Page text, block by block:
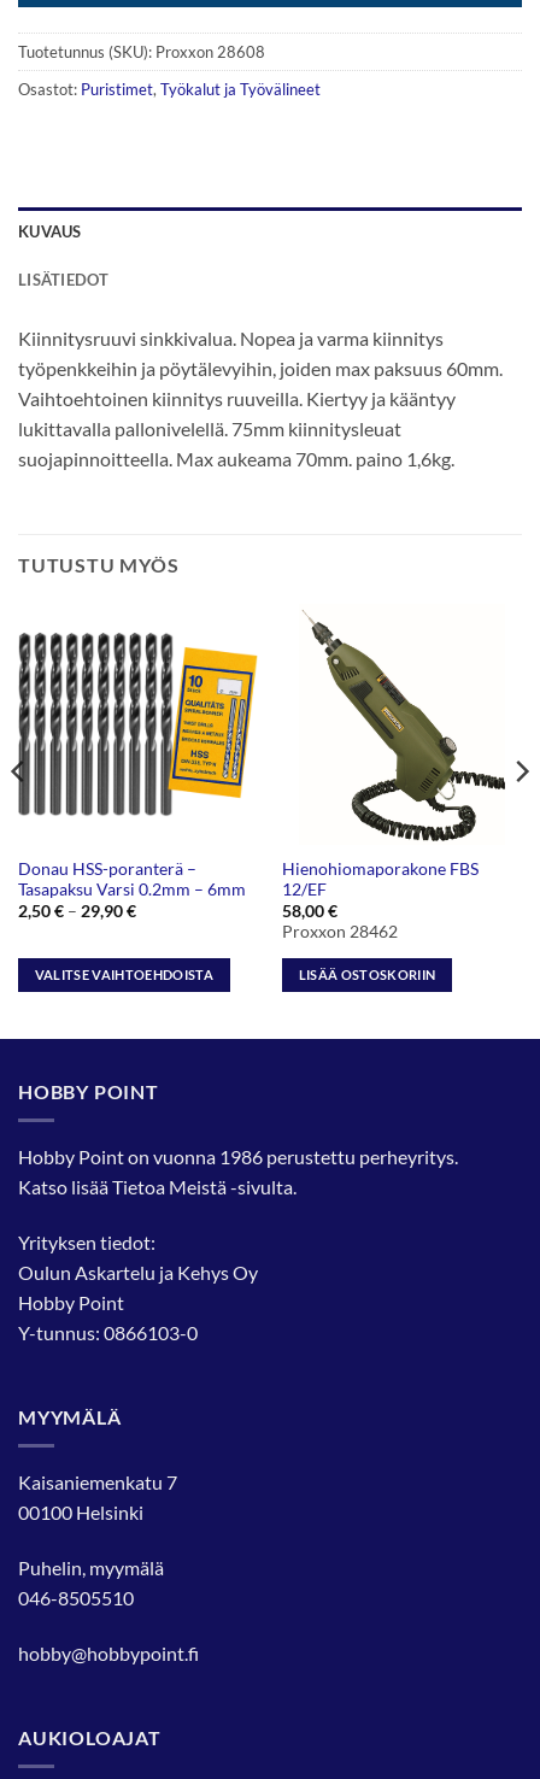
Tuotetunnus (SKU): Proxxon 28608
Osastot: Puristimet, Työkalut ja Työvälineet
KUVAUS
LISÄTIEDOT
Kiinnitysruuvi sinkkivalua. Nopea ja varma kiinnitys
työpenkkeihin ja pöytälevyihin, joiden max paksuus 60mm.
Vaihtoehtoinen kiinnitys ruuveilla. Kiertyy ja kääntyy
lukittavalla pallonivelellä. 75mm kiinnitysleuat
suojapinnoitteella. Max aukeama 70mm. paino 1,6kg.
TUTUSTU MYÖS
Donau HSS-poranterä –
Tasapaksu Varsi 0.2mm – 6mm
2,50€ – 29,90€Hintaluokka:
29,90 €
VALITSE VAIHTOEHDOISTA
muunnelma.
tehdä
valinnat
Hienohiomaporakone FBS
12/EF
58,00€
Proxxon 28462
LISÄÄ OSTOSKORIIN
HOBBY POINT
Hobby Point on vuonna 1986 perustettu perheyritys.
Katso lisääTietoa Meistä-sivulta.
Yrityksen tiedot:
Oulun Askartelu ja Kehys Oy
Hobby Point
Y-tunnus: 0866103-0
MYYMÄLÄ
Kaisaniemenkatu 7
00100 Helsinki
Puhelin, myymälä
046-8505510
hobby@hobbypoint.fi
AUKIOLOAJAT